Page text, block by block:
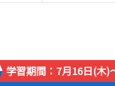
学習期間：7月16日(木)